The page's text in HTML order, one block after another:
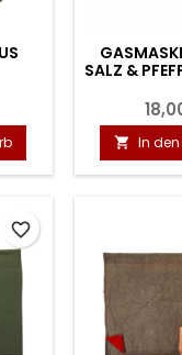
SALZ &
 In
favorite_border